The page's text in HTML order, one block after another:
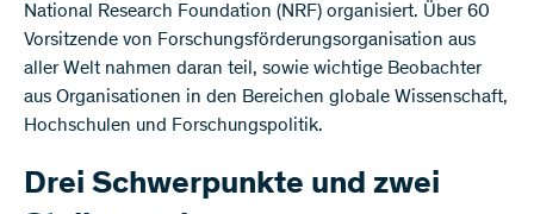
National Research Foundation (NRF) organisiert. Über 60
Vorsitzende von Forschungsförderungsorganisation aus
aller Welt nahmen daran teil, sowie wichtige Beobachter
aus Organisationen in den Bereichen globale Wissenschaft,
Hochschulen und Forschungspolitik.
Drei Schwerpunkte und zwei